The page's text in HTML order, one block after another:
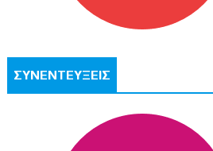
ΣΥΝΕΝΤΕΥΞΕΙΣ